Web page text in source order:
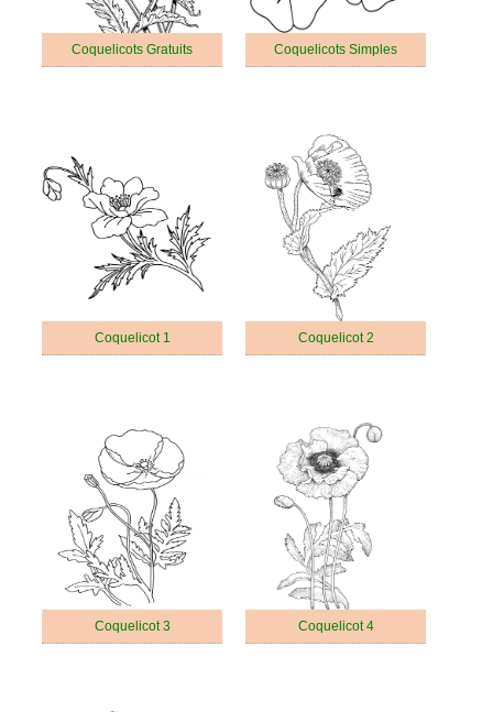
Coquelicots Gratuits Coquelicots Simples
Coquelicot 1 Coquelicot 2
Coquelicot 3 Coquelicot 4